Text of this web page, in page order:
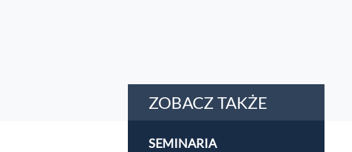
ZOBACZ TAKŻE
SEMINARIA